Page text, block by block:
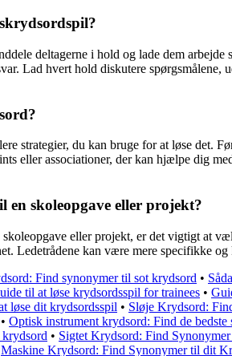
deltagerne i hold og lade dem
Lad hvert hold diskutere
strategier, du kan bruge for at løse det.
eller associationer, der kan hjælpe dig
skoleopgave eller projekt?
eller projekt, er det vigtigt at
Ledetrådene kan være mere specifikke
Find synonymer til sot krydsord •
til at løse krydsordsspil for trainees •
løse dit krydsordsspil • Sløje Krydsord:
• Optisk instrument krydsord: Find de bedste
• Sigtet Krydsord: Find
Maskine Krydsord: Find Synonymer til dit